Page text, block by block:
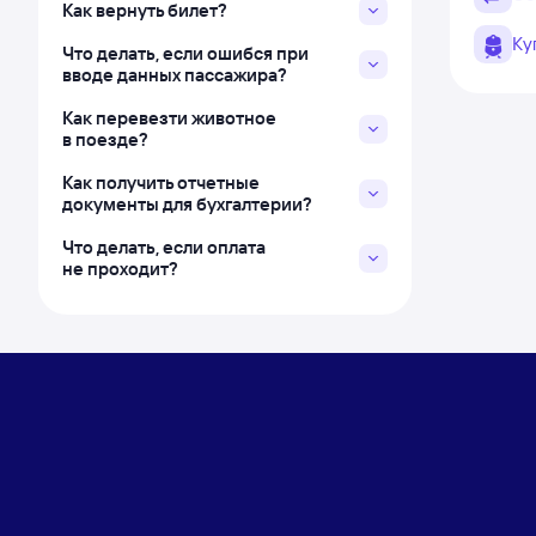
Как вернуть билет?
Что делать, если ошибся при
вводе данных пассажира?
Как перевезти животное
в поезде?
Как получить отчетные
документы для бухгалтерии?
Что делать, если оплата
не проходит?